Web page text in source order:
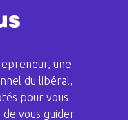
une
du libéral,
pour vous
vous guider